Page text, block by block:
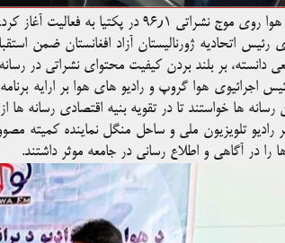
۹۶٫۱ در پکتیا به فعالیت آغاز کرد.
اتحادیه ژورنالیستان آزاد افغانستان ضمن
دانسته، بر بلند بردن کیفیت محتوای نشراتی در
اجرائیوی هوا گروپ و رادیو های هوا بر ارایه
رسانه ها خواستند تا در تقویه بنیه اقتصادی رسانه
رادیو تلویزیون ملی و ساحل منگل نماینده کمیته
را در آگاهی و اطلاع رسانی در جامعه موثر داشتند.